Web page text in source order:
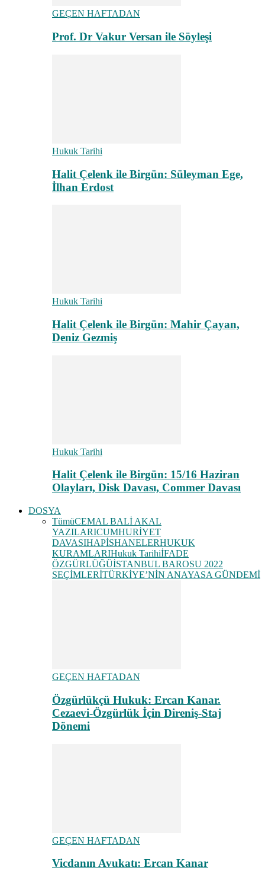
GEÇEN HAFTADAN
Prof. Dr Vakur Versan ile Söyleşi
Hukuk Tarihi
Halit Çelenk ile Birgün: Süleyman Ege,
İlhan Erdost
Hukuk Tarihi
Halit Çelenk ile Birgün: Mahir Çayan,
Deniz Gezmiş
Hukuk Tarihi
Halit Çelenk ile Birgün: 15/16 Haziran
Olayları, Disk Davası, Commer Davası
DOSYA
TümüCEMAL BALİ AKAL
YAZILARICUMHURİYET
DAVASIHAPİSHANELERHUKUK
KURAMLARIHukuk TarihiİFADE
ÖZGÜRLÜĞÜİSTANBUL BAROSU 2022
SEÇİMLERİTÜRKİYE’NİN ANAYASA GÜNDEMİ
GEÇEN HAFTADAN
Özgürlükçü Hukuk: Ercan Kanar.
Cezaevi-Özgürlük İçin Direniş-Staj
Dönemi
GEÇEN HAFTADAN
Vicdanın Avukatı: Ercan Kanar